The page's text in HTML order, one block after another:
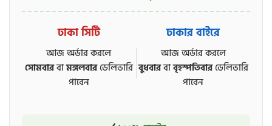
ঢাকা সিটি
আজ অর্ডার করলে
সোমবারবামঙ্গলবারডেলিভারি
পাবেন
ঢাকার বাইরে
আজ অর্ডার করলে
বুধবারবাবৃহস্পতিবারডেলিভারি
পাবেন